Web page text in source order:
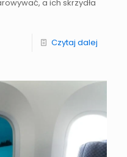
a ich skrzydła
Czytaj dalej